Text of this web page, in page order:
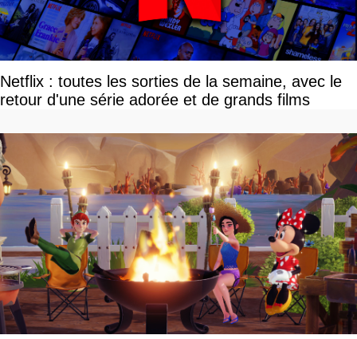
Netflix : toutes les sorties de la semaine, avec le
retour d'une série adorée et de grands films